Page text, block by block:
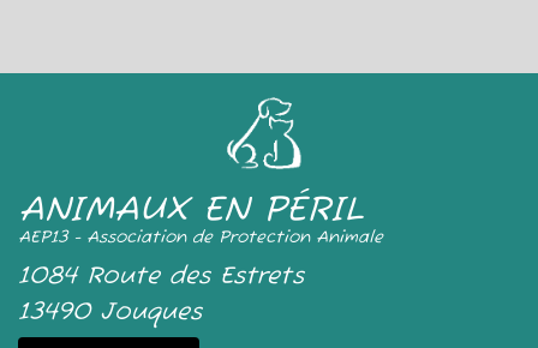
ANIMAUX EN PÉRIL
AEP13 - Association de Protection Animale
1084 Route des Estrets
13490 Jouques